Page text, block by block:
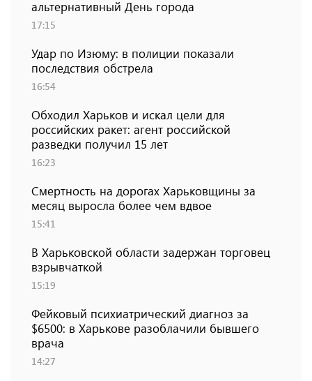
альтернативный День города
17:15
Удар по Изюму: в полиции показали
последствия обстрела
16:54
Обходил Харьков и искал цели для
российских ракет: агент российской
разведки получил 15 лет
16:23
Смертность на дорогах Харьковщины за
месяц выросла более чем вдвое
15:41
В Харьковской области задержан торговец
взрывчаткой
15:19
Фейковый психиатрический диагноз за
$6500: в Харькове разоблачили бывшего
врача
14:27